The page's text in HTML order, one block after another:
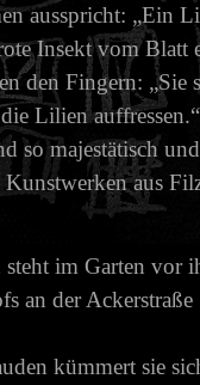
ausspricht: „Ein
Insekt vom
den Fingern: „Sie
Lilien
so majestätisch
aus
im Garten vor
an der
kümmert sie